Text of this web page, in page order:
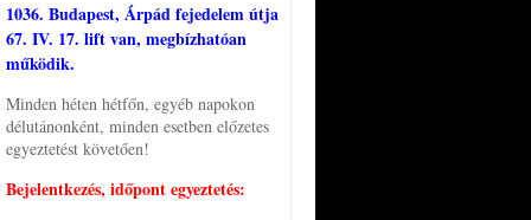
1036. Budapest, Árpád fejedelem útja
67. IV. 17. lift van, megbízhatóan
működik.
Minden héten hétfőn, egyéb napokon
délutánonként, minden esetben előzetes
egyeztetést követően!
Bejelentkezés, időpont egyeztetés: